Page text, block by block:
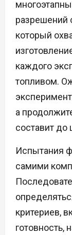
разрешений
который
каждого
топливом.
а
составит
Испытания
самими
критериев,
готовность,